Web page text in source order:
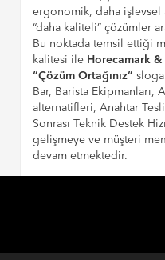
ergonomik, daha işlevsel
“daha kaliteli” çözümler
Bu noktada temsil ettiği
kalitesi ile Horecamark
“Çözüm Ortağınız”
Bar, Barista Ekipmanları,
alternatifleri, Anahtar
Sonrası Teknik Destek
gelişmeye ve müşteri
devam etmektedir.